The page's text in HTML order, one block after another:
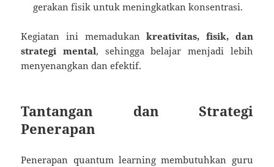
gerakan fisik untuk meningkatkan konsentrasi.
Kegiatan ini memadukankreativitas, fisik, dan
strategi mental, sehingga belajar menjadi lebih
menyenangkan dan efektif.
Tantangan dan Strategi
Penerapan
Penerapan quantum learning membutuhkan guru